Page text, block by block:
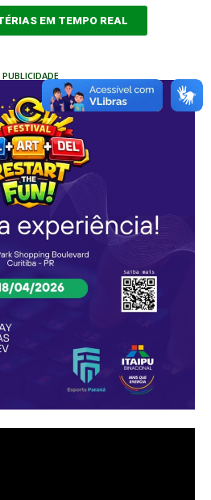
EM TEMPO REAL
PUBLICIDADE